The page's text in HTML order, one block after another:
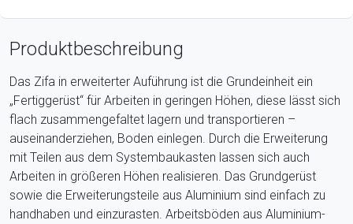
Produktbeschreibung
Das Zifa in erweiterter Auführung ist die Grundeinheit ein
„Fertiggerüst“ für Arbeiten in geringen Höhen, diese lässt sich
flach zusammengefaltet lagern und transportieren –
auseinanderziehen, Boden einlegen. Durch die Erweiterung
mit Teilen aus dem Systembaukasten lassen sich auch
Arbeiten in größeren Höhen realisieren. Das Grundgerüst
sowie die Erweiterungsteile aus Aluminium sind einfach zu
handhaben und einzurasten. Arbeitsböden aus Aluminium-